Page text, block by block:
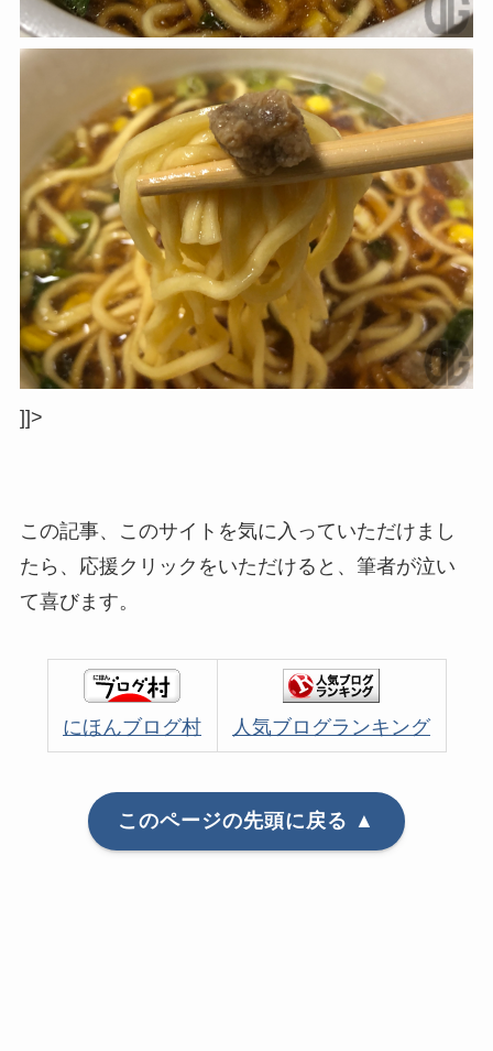
]]>
この記事、このサイトを気に入っていただけまし
たら、応援クリックをいただけると、筆者が泣い
て喜びます。
にほんブログ村 人気ブログランキング
このページの先頭に戻る ▲